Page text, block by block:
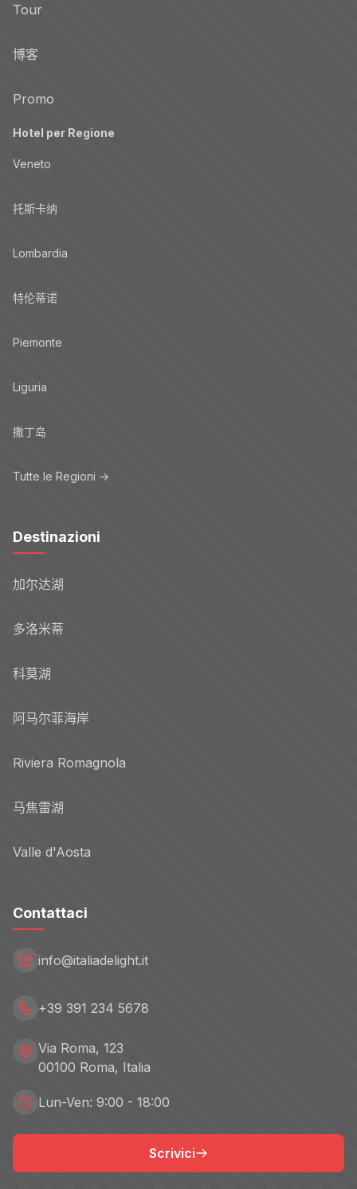
Tour
博客
Promo
Hotel per Regione
Veneto
托斯卡纳
Lombardia
特伦蒂诺
Piemonte
Liguria
撒丁岛
Tutte le Regioni →
Destinazioni
加尔达湖
多洛米蒂
科莫湖
阿马尔菲海岸
Riviera Romagnola
马焦雷湖
Valle d'Aosta
Contattaci
info@italiadelight.it
+39 391 234 5678
Via Roma, 123
00100 Roma, Italia
Lun-Ven: 9:00 - 18:00
Scrivici